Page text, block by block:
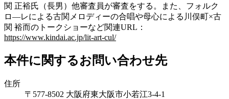
関 正裕氏（長男）他審査員が審査をする。また、フォルク
ロ―レによる古関メロディーの合唱や母心による川俣町×古
関 裕而のトークショーなど関連URL：
https://www.kindai.ac.jp/lit-art-cul/
本件に関するお問い合わせ先
住所
〒577-8502 大阪府東大阪市小若江3-4-1